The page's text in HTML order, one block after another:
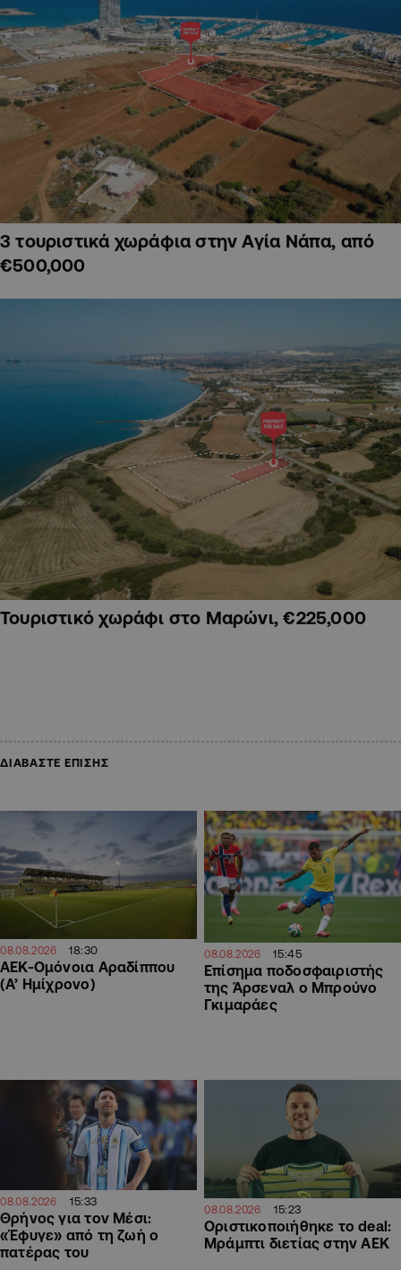
3 τουριστικά χωράφια στην Αγία Νάπα, από
€500,000
Τουριστικό χωράφι στο Μαρώνι, €225,000
ΔΙΑΒΑΣΤΕ ΕΠΙΣΗΣ
08.08.2026 18:30
ΑΕΚ-Ομόνοια Αραδίππου
(Α’ Ημίχρονο)
08.08.2026 15:45
Επίσημα ποδοσφαιριστής
της Άρσεναλ ο Μπρούνο
Γκιμαράες
08.08.2026 15:33
Θρήνος για τον Μέσι:
«Έφυγε» από τη ζωή ο
πατέρας του
08.08.2026 15:23
Οριστικοποιήθηκε το deal:
Μράμπτι διετίας στην ΑΕΚ